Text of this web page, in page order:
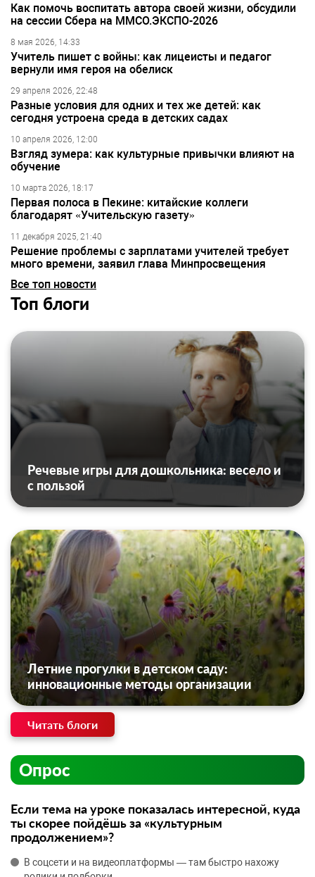
Как помочь воспитать автора своей жизни, обсудили
на сессии Сбера на ММСО.ЭКСПО-2026
8 мая 2026, 14:33
Учитель пишет с войны: как лицеисты и педагог
вернули имя героя на обелиск
29 апреля 2026, 22:48
Разные условия для одних и тех же детей: как
сегодня устроена среда в детских садах
10 апреля 2026, 12:00
Взгляд зумера: как культурные привычки влияют на
обучение
10 марта 2026, 18:17
Первая полоса в Пекине: китайские коллеги
благодарят «Учительскую газету»
11 декабря 2025, 21:40
Решение проблемы с зарплатами учителей требует
много времени, заявил глава Минпросвещения
Все топ новости
Топ блоги
Речевые игры для дошкольника: весело и
с пользой
Летние прогулки в детском саду:
инновационные методы организации
Читать блоги
Опрос
Если тема на уроке показалась интересной, куда
ты скорее пойдёшь за «культурным
продолжением»?
В соцсети и на видеоплатформы — там быстро нахожу